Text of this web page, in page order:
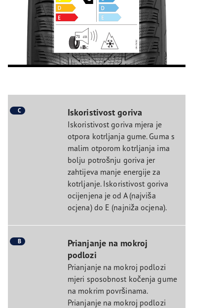
C Iskoristivost goriva
Iskoristivost goriva mjera je
otpora kotrljanja gume. Guma s
malim otporom kotrljanja ima
bolju potrošnju goriva jer
zahtijeva manje energije za
kotrljanje. Iskoristivost goriva
ocijenjena je od A (najviša
ocjena) do E (najniža ocjena).
B
Prianjanje na mokroj
podlozi
Prianjanje na mokroj podlozi
mjeri sposobnost kočenja gume
na mokrim površinama.
Prianjanje na mokroj podlozi